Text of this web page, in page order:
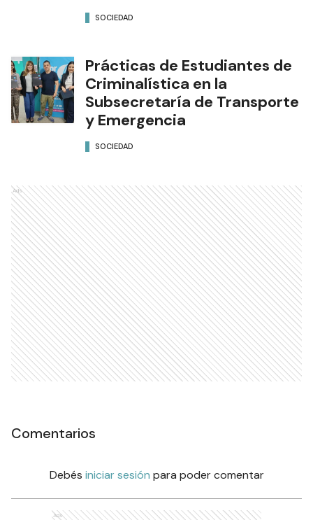
SOCIEDAD
Prácticas de Estudiantes de
Criminalística en la
Subsecretaría de Transporte
y Emergencia
SOCIEDAD
Ads
Comentarios
Debés iniciar sesión para poder comentar
Ads